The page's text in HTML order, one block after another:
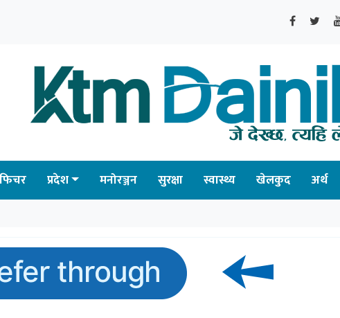
फिचर प्रदेश मनोरञ्जन सुरक्षा स्वास्थ्य खेलकुद अर्थ